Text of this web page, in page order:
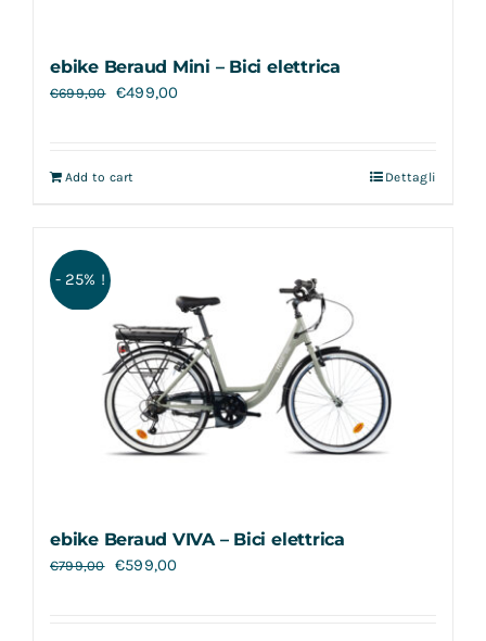
ebike Beraud Mini – Bici elettrica
€699,00 €499,00
Add to cart Dettagli
- 25% !
ebike Beraud VIVA – Bici elettrica
€799,00 €599,00